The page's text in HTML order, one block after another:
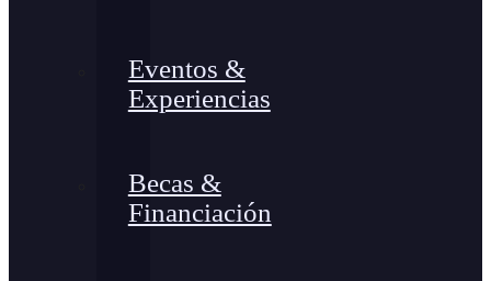
Eventos &
Experiencias
Becas &
Financiación